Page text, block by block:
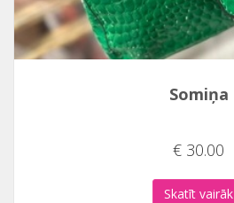
Somiņa
€ 30.00
Skatīt vairāk